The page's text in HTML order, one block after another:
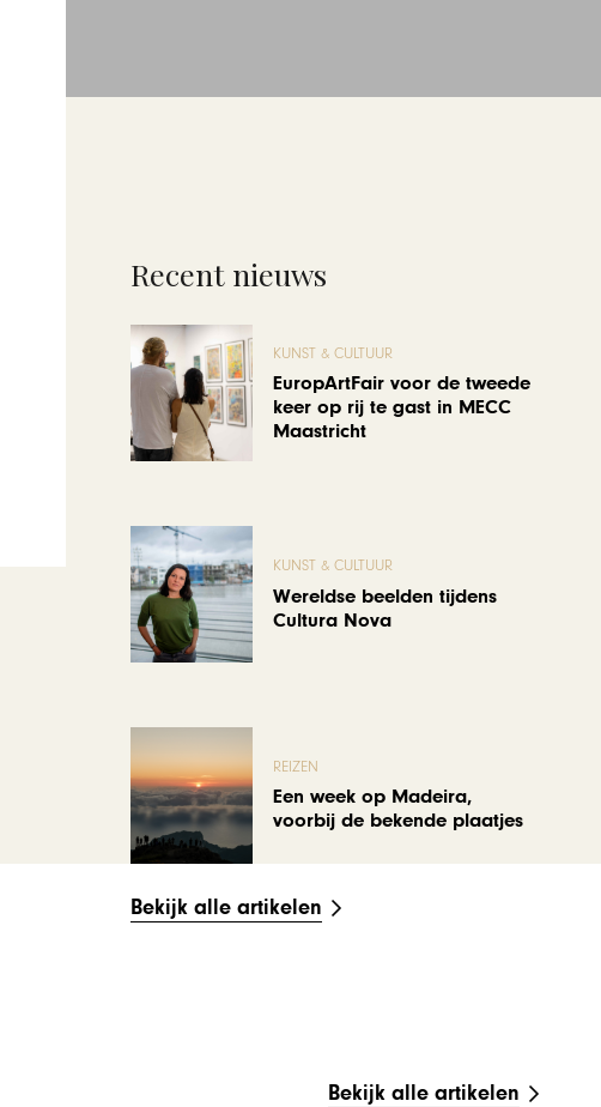
Recent nieuws
KUNST & CULTUUR
EuropArtFair voor de tweede
keer op rij te gast in MECC
Maastricht
KUNST & CULTUUR
Wereldse beelden tijdens
Cultura Nova
REIZEN
Een week op Madeira,
voorbij de bekende plaatjes
Bekijk alle artikelen
Bekijk alle artikelen